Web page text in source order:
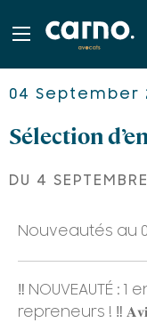
Domaines
L'ADN de
Partenaires
Actu
Contact
Rejoignez-nous
04 September
Sélection
DU 4
Nouveautés au
‼️ NOUVEAUTÉ :
repreneurs ! ‼️